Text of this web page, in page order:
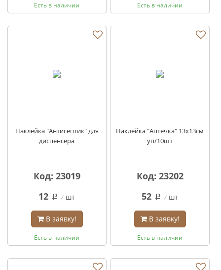
Есть в наличии Есть в наличии
Наклейка "Антисептик" для
диспенсера
Код: 23019
12 q шт
В заявку!
Есть в наличии
Наклейка "Аптечка" 13х13см
уп/10шт
Код: 23202
52 q шт
В заявку!
Есть в наличии